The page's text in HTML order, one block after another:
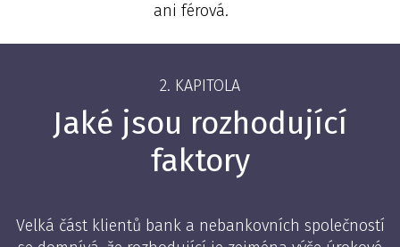
ani férová.
2. KAPITOLA
Jaké jsou rozhodující
faktory
Velká část klientů bank a nebankovních společností